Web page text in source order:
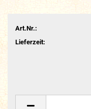
Art.Nr.:
Lieferzeit: